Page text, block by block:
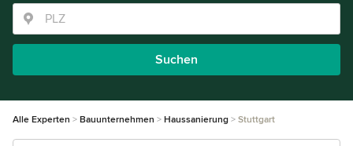
Suchen
Alle Experten Bauunternehmen Haussanierung Stuttgart